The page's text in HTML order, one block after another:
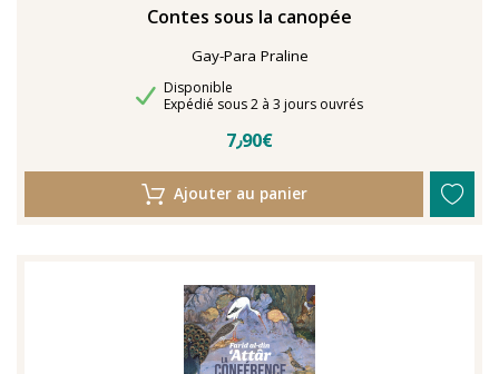
Contes sous la canopée
Gay-Para Praline
Disponibilité
Disponible
Délais de livraison
Expédié sous 2 à 3 jours ouvrés
7٫90€
Ajouter au panier